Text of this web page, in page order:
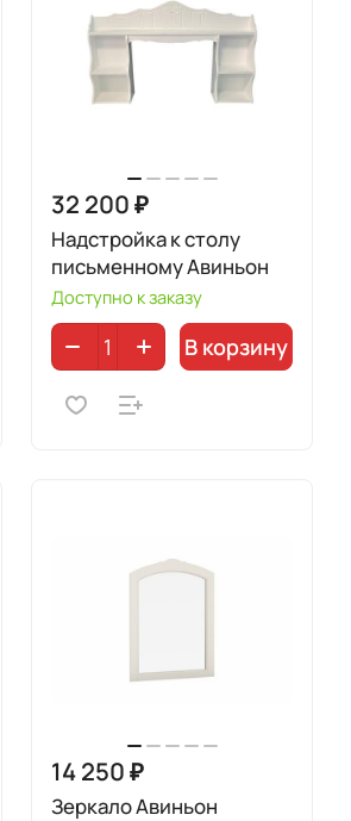
32 200 ₽
Надстройка к столу
письменному Авиньон
Доступно к заказу
В корзину
14 250 ₽
Зеркало Авиньон